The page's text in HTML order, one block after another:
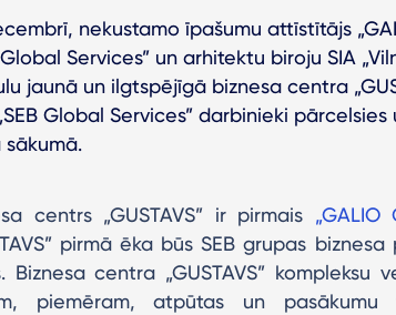
nekustamo īpašumu attīstītājs
Global Services” un arhitektu biroju SIA
jaunā un ilgtspējīgā biznesa centra
Global Services” darbinieki pārcelsies
centrs „GUSTAVS” ir pirmais „GALIO
pirmā ēka būs SEB grupas
Biznesa centra „GUSTAVS”
piemēram, atpūtas un